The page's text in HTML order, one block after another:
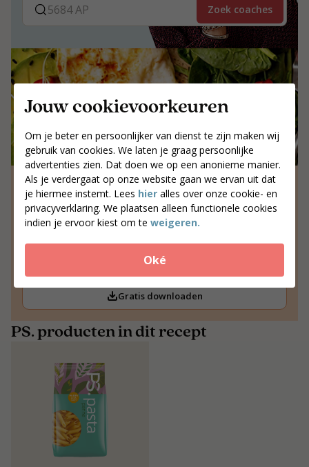
Jouw cookievoorkeuren
Om je beter en persoonlijker van dienst te zijn maken wij
gebruik van cookies. We laten je graag persoonlijke
advertenties zien. Dat doen we op een anonieme manier.
Als je verdergaat op onze website gaan we ervan uit dat
je hiermee instemt. Lees hier alles over onze cookie- en
privacyverklaring. We plaatsen alleen functionele cookies
indien je ervoor kiest om te weigeren.
Oké
PS. producten in dit recept
Zoek coaches
12x koolhydraatarme recepten
Wil je meer heerlijke, koolhydraatarme recepten?
Download onze gratis brochure met 12 inspirerende
12 geteste recepten
Direct beschikbaar
Gratis downloaden